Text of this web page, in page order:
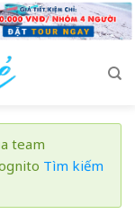
team
Tìm kiếm